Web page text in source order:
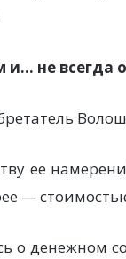
и… не
ее
—
о денежном